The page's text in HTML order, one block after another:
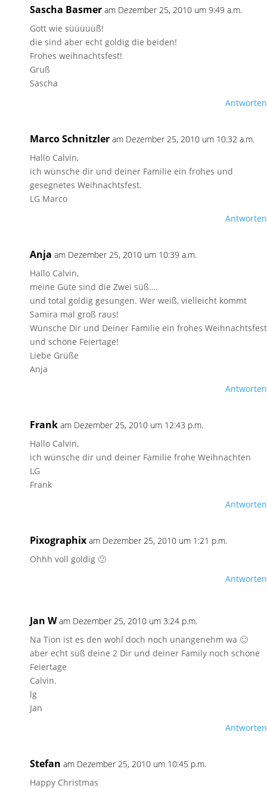
Sascha Basmer am Dezember 25, 2010 um 9:49 a.m.
Gott wie süüüüüß!
die sind aber echt goldig die beiden!
Frohes weihnachtsfest!
Gruß
Sascha
Antworten
Marco Schnitzler am Dezember 25, 2010 um 10:32 a.m.
Hallo Calvin,
ich wünsche dir und deiner Familie ein frohes und
gesegnetes Weihnachtsfest.
LG Marco
Antworten
Anja am Dezember 25, 2010 um 10:39 a.m.
Hallo Calvin,
meine Güte sind die Zwei süß….
und total goldig gesungen. Wer weiß, vielleicht kommt
Samira mal groß raus!
Wünsche Dir und Deiner Familie ein frohes Weihnachtsfest
und schöne Feiertage!
Liebe Grüße
Anja
Antworten
Frank am Dezember 25, 2010 um 12:43 p.m.
Hallo Calvin,
ich wünsche dir und deiner Familie frohe Weihnachten
LG
Frank
Antworten
Pixographix am Dezember 25, 2010 um 1:21 p.m.
Ohhh voll goldig 🙂
Antworten
Jan W am Dezember 25, 2010 um 3:24 p.m.
Na Tion ist es den wohl doch noch unangenehm wa 🙂
aber echt süß deine 2 Dir und deiner Family noch schöne
Feiertage
Calvin.
lg
Jan
Antworten
Stefan am Dezember 25, 2010 um 10:45 p.m.
Happy Christmas